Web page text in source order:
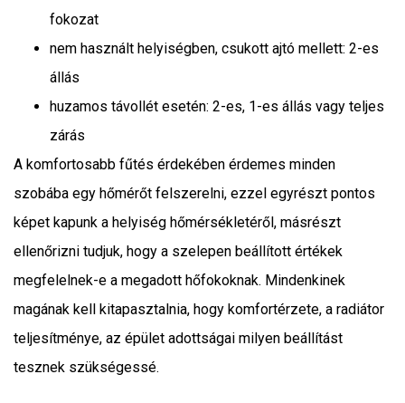
fokozat
nem használt helyiségben, csukott ajtó mellett: 2-es
állás
huzamos távollét esetén: 2-es, 1-es állás vagy teljes
zárás
A komfortosabb fűtés érdekében érdemes minden
szobába egy hőmérőt felszerelni, ezzel egyrészt pontos
képet kapunk a helyiség hőmérsékletéről, másrészt
ellenőrizni tudjuk, hogy a szelepen beállított értékek
megfelelnek-e a megadott hőfokoknak. Mindenkinek
magának kell kitapasztalnia, hogy komfortérzete, a radiátor
teljesítménye, az épület adottságai milyen beállítást
tesznek szükségessé.